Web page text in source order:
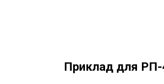
Приклад для